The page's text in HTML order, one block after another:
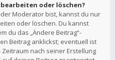
oder löschen?
Moderator bist, kannst du nur
oder löschen. Du kannst
du das „Ändere Beitrag“-
Beitrag anklickst; eventuell ist
nach seiner Erstellung